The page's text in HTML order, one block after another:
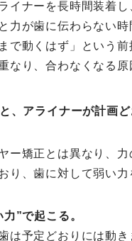
イナーを長時間装着
力が歯に伝わらない
で動くはず」という
なり、合わなくなる原
、アライナーが計画
ー矯正とは異なり、
り、歯に対して弱い
”で起こる。
は予定どおりには動き